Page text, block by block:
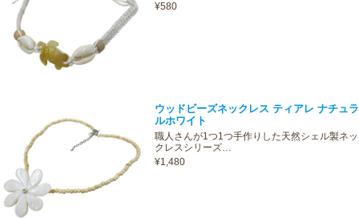
¥580
ウッドビーズネックレス ティアレ ナチュラ
ルホワイト
職人さんが1つ1つ手作りした天然シェル製ネッ
クレスシリーズ…
¥1,480